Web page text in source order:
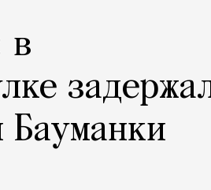
в
Бауманки